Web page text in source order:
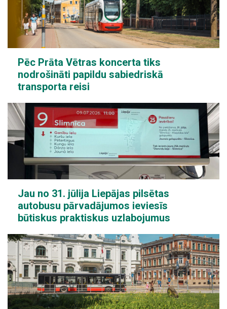
Pēc Prāta Vētras koncerta tiks
nodrošināti papildu sabiedriskā
transporta reisi
Jau no 31. jūlija Liepājas pilsētas
autobusu pārvadājumos ieviesīs
būtiskus praktiskus uzlabojumus